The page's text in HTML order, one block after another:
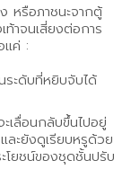
หรือภาชนะจากตู้
าจนเสี่ยงต่อการ
ค่ :
ระดับที่หยิบจับได้
เลื่อนกลับขึ้นไปอยู่
ละยังดูเรียบหรูด้วย
โยชน์ของชุดชั้นปรับ